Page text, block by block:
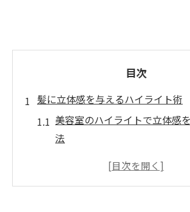
目次
髪に立体感を与えるハイライト術
美容室のハイライトで立体感
法
大阪府高槻市で人気の美容室